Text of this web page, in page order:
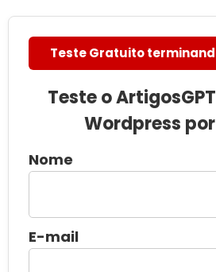
Teste Gratuito
Teste o
Wordpress
Nome
E-mail